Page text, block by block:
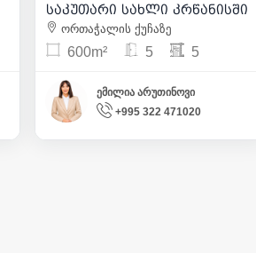
საკუთარი სახლი კრწანისში
ორთაჭალის ქუჩაზე
600m² 5 5
ემილია არუთინოვი
+995 322 471020